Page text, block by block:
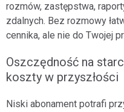
rozmów, zastępstwa,
zdalnych. Bez rozmowy
cennika, ale nie do Twojej
Oszczędność na
koszty w przyszłości
Niski abonament potrafi